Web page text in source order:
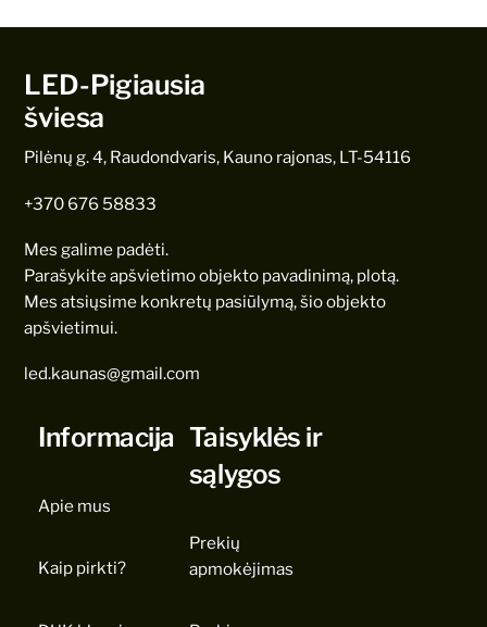
LED-Pigiausia
šviesa
Pilėnų g. 4, Raudondvaris, Kauno rajonas, LT-54116
+370 676 58833
Mes galime padėti.
Parašykite apšvietimo objekto pavadinimą, plotą.
Mes atsiųsime konkretų pasiūlymą, šio objekto
apšvietimui.
led.kaunas@gmail.com
Informacija
Apie mus
Kaip pirkti?
Taisyklės ir
sąlygos
Prekių
apmokėjimas